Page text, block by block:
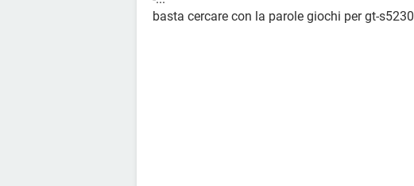
basta cercare con la parole giochi per gt-s5230